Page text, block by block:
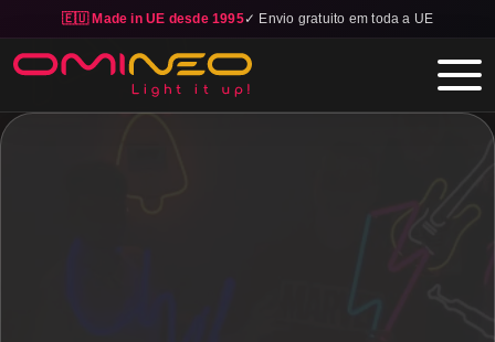
🇪🇺 Made in UE desde 1995✓ Envio gratuito em toda a UE
Skip to main content